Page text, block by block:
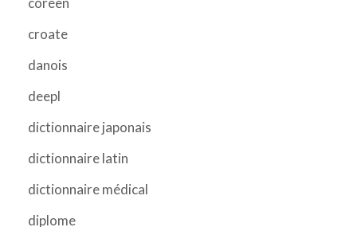
croate
danois
deepl
dictionnaire japonais
dictionnaire latin
dictionnaire médical
diplome